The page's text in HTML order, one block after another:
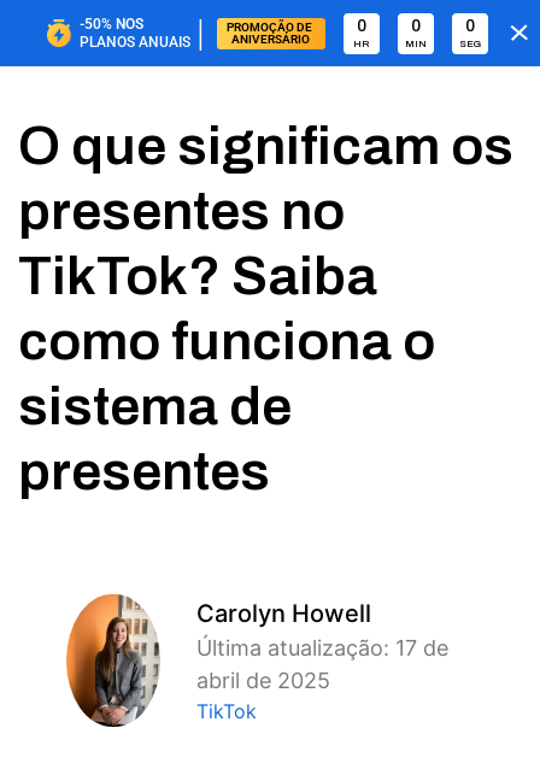
-50% NOS
PLANOS ANUAIS |
PROMOÇÃO DE
ANIVERSÁRIO
0
HR
0
MIN
0
SEG
O que significam os
presentes no
TikTok? Saiba
como funciona o
sistema de
presentes
Carolyn Howell
Última atualização: 17 de
abril de 2025
TikTok